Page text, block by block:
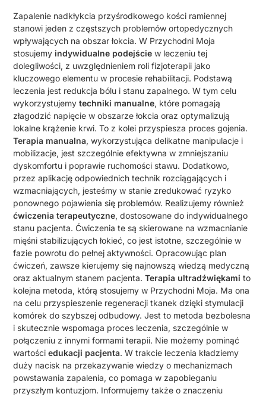
Zapalenie nadkłykcia przyśrodkowego kości ramiennej
stanowi jeden z częstszych problemów ortopedycznych
wpływających na obszar łokcia. W Przychodni Moja
stosujemyindywidualne podejście w leczeniu tej
dolegliwości, z uwzględnieniem roli fizjoterapii jako
kluczowego elementu w procesie rehabilitacji. Podstawą
leczenia jest redukcja bólu i stanu zapalnego. W tym celu
wykorzystujemytechniki manualne, które pomagają
złagodzić napięcie w obszarze łokcia oraz optymalizują
lokalne krążenie krwi. To z kolei przyspiesza proces gojenia.
Terapia manualna, wykorzystująca delikatne manipulacje i
mobilizacje, jest szczególnie efektywna w zmniejszaniu
dyskomfortu i poprawie ruchomości stawu. Dodatkowo,
przez aplikację odpowiednich technik rozciągających i
wzmacniających, jesteśmy w stanie zredukować ryzyko
ponownego pojawienia się problemów. Realizujemy również
ćwiczenia terapeutyczne, dostosowane do indywidualnego
stanu pacjenta. Ćwiczenia te są skierowane na wzmacnianie
mięśni stabilizujących łokieć, co jest istotne, szczególnie w
fazie powrotu do pełnej aktywności. Opracowując plan
ćwiczeń, zawsze kierujemy się najnowszą wiedzą medyczną
oraz aktualnym stanem pacjenta.Terapia ultradźwiękami to
kolejna metoda, którą stosujemy w Przychodni Moja. Ma ona
na celu przyspieszenie regeneracji tkanek dzięki stymulacji
komórek do szybszej odbudowy. Jest to metoda bezbolesna
i skutecznie wspomaga proces leczenia, szczególnie w
połączeniu z innymi formami terapii. Nie możemy pominąć
wartościedukacji pacjenta. W trakcie leczenia kładziemy
duży nacisk na przekazywanie wiedzy o mechanizmach
powstawania zapalenia, co pomaga w zapobieganiu
przyszłym kontuzjom. Informujemy także o znaczeniu